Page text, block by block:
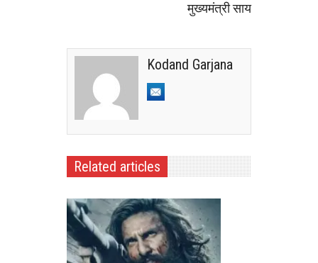
मुख्यमंत्री साय
Kodand Garjana
Related articles